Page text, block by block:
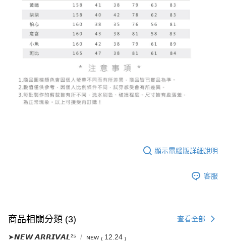
顯示電腦版詳細說明
客服
商品相關分類 (3) 查看全部
➤𝙉𝙀𝙒 𝘼𝙍𝙍𝙄𝙑𝘼𝙇²⁵ ɴᴇᴡ ₍ 12.24 ₎